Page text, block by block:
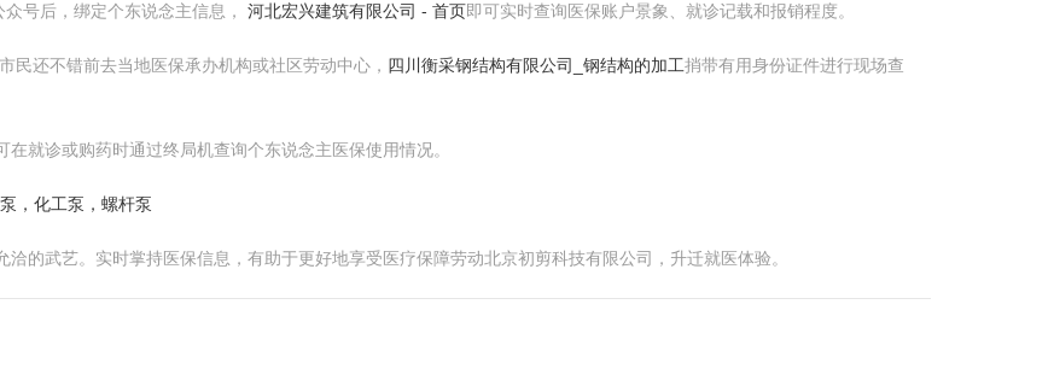
号后，绑定个东说念主信息， 河北宏兴建筑有限公司 - 首页即可实时查询医保账户景象、就诊记载和报销程度。
市民还不错前去当地医保承办机构或社区劳动中心， 四川衡采钢结构有限公司_钢结构的加工捎带有用身份证件进行现场查
就诊或购药时通过终局机查询个东说念主医保使用情况。
，化工泵，螺杆泵
的武艺。实时掌持医保信息，有助于更好地享受医疗保障劳动北京初剪科技有限公司，升迁就医体验。